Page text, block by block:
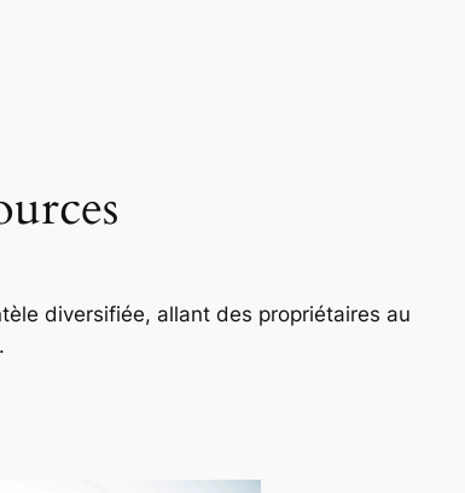
diversifiée, allant des propriétaires au